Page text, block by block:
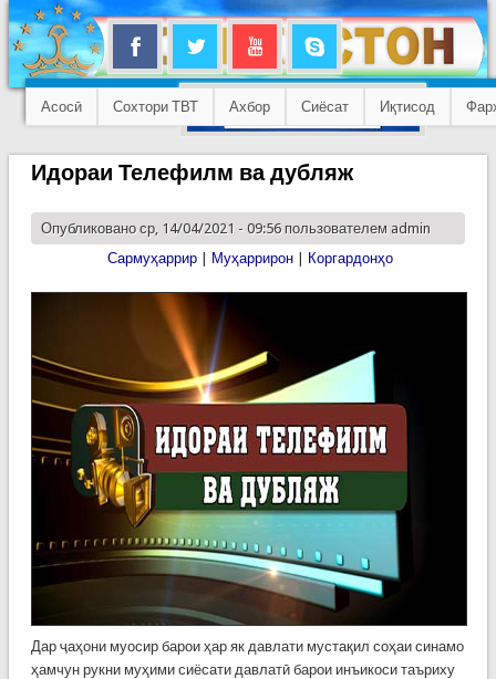
Асосӣ Сохтори ТВТ Ахбор Сиёсат Иқтисод
Идораи Телефилм ва дубляж
Опубликовано ср, 14/04/2021 - 09:56 пользователем admin
Сармуҳаррир| Муҳаррирон| Коргардонҳо
Дар ҷаҳони муосир барои ҳар як давлати мустақил соҳаи синамо
ҳамчун рукни муҳими сиёсати давлатӣ барои инъикоси таъриху